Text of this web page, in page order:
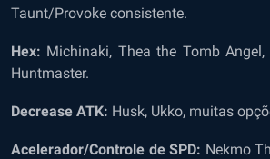
Taunt/Provoke consistente.
Hex: Michinaki, Thea the Tomb Angel,
Huntmaster.
Decrease ATK: Husk, Ukko, muitas
Acelerador/Controle de SPD: Nekmo